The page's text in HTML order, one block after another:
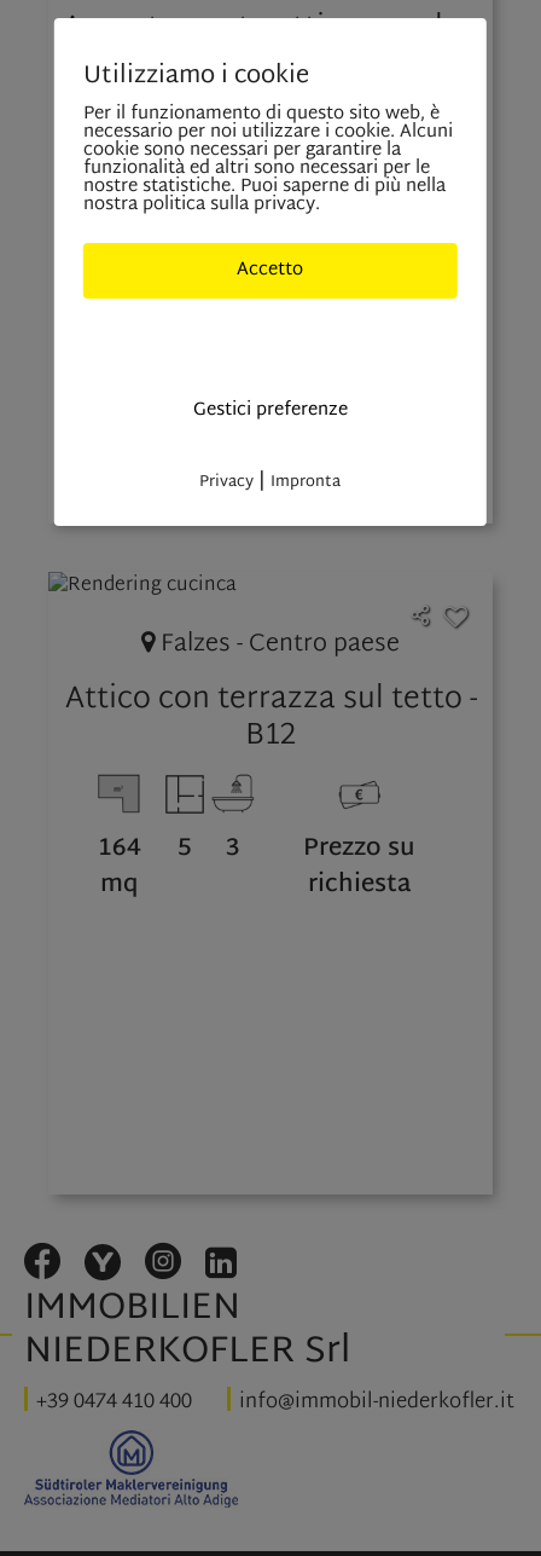
Appartamento attico con due
camere da letto - A12
71
mq
3 2
Prezzo su
richiesta
Falzes - Centro paese
Attico con terrazza sul tetto -
B12
164
mq
5 3
Prezzo su
richiesta
IMMOBILIEN
NIEDERKOFLER Srl
+39 0474 410 400 info@immobil-niederkofler.it
Utilizziamo i cookie
Per il funzionamento di questo sito web, è
necessario per noi utilizzare i cookie. Alcuni
cookie sono necessari per garantire la
funzionalità ed altri sono necessari per le
nostre statistiche. Puoi saperne di più nella
nostra politica sulla privacy.
Accetto
Gestici preferenze
Privacy | Impronta